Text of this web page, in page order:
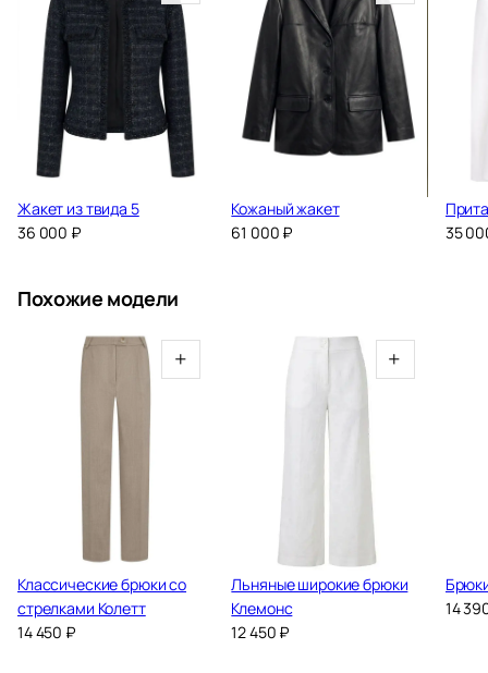
Жакет из твида 5
36 000 ₽
Кожаный жакет
61 000 ₽
35
Похожие модели
+
Классические брюки со
стрелками Колетт
14 450 ₽
+
Льняные широкие брюки
Клемонс
12 450 ₽
14